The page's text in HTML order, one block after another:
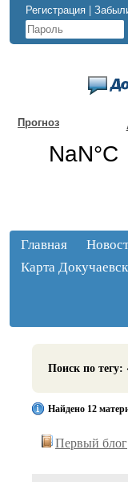
Регистрация |
Прогноз
Главная
Карта
Поиск по тегу:
Найдено 12
Первый блог